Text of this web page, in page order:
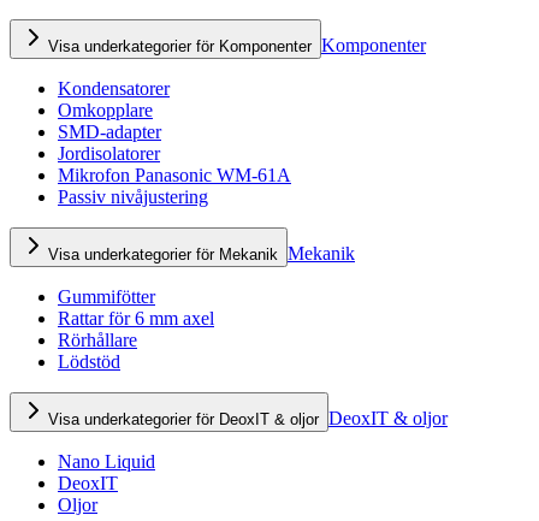
Visa underkategorier för Komponenter Komponenter
Kondensatorer
Omkopplare
SMD-adapter
Jordisolatorer
Mikrofon Panasonic WM-61A
Passiv nivåjustering
Visa underkategorier för Mekanik Mekanik
Gummifötter
Rattar för 6 mm axel
Rörhållare
Lödstöd
Visa underkategorier för DeoxIT & oljor DeoxIT & oljor
Nano Liquid
DeoxIT
Oljor